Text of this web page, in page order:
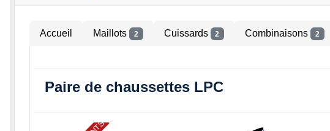
Accueil Maillots 2 Cuissards 2 Combinaisons 2
Paire de chaussettes LPC